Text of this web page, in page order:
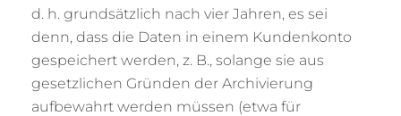
d. h. grundsätzlich nach vier Jahren, es sei
denn, dass die Daten in einem Kundenkonto
gespeichert werden, z. B., solange sie aus
gesetzlichen Gründen der Archivierung
aufbewahrt werden müssen (etwa für